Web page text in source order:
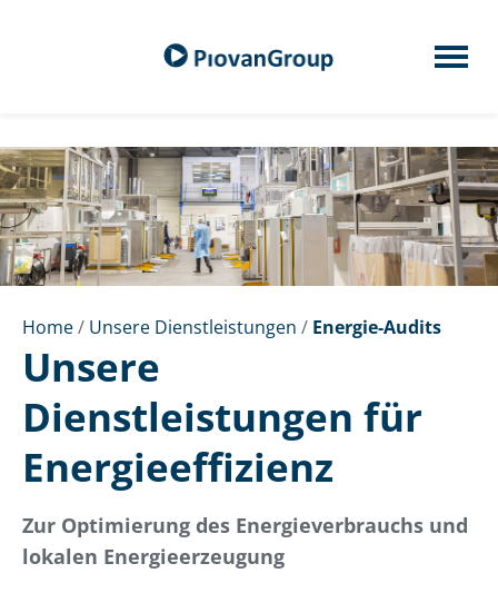
Home/ Unsere Dienstleistungen / Energie-Audits
Unsere
Dienstleistungen für
Energieeffizienz
Zur Optimierung des Energieverbrauchs und
lokalen Energieerzeugung